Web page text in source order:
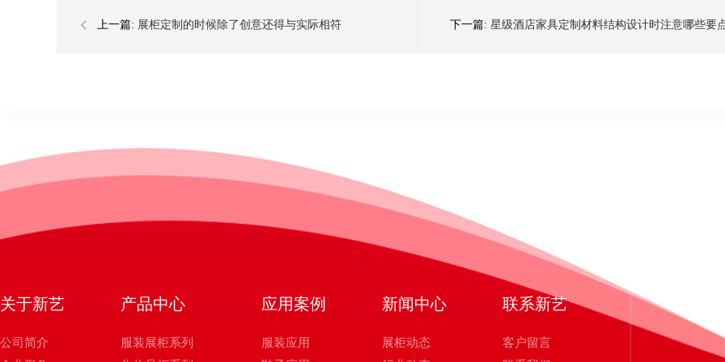
上一篇: 展柜定制的时候除了创意还得与实际相符 下一篇: 星级酒店家具定制材料结构设计时注意哪些要
关于新艺
公司简介
产品中心
服装展柜系列
应用案例
服装应用
新闻中心
展柜动态
联系新艺
客户留言